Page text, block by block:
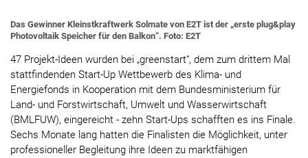
Das Gewinner Kleinstkraftwerk Solmate von E2T ist der „erste plug&play
Photovoltaik Speicher für den Balkon“. Foto: E2T
47 Projekt-Ideen wurden bei „greenstart“, dem zum drittem Mal
stattfindenden Start-Up Wettbewerb des Klima- und
Energiefonds in Kooperation mit dem Bundesministerium für
Land- und Forstwirtschaft, Umwelt und Wasserwirtschaft
(BMLFUW), eingereicht - zehn Start-Ups schafften es ins Finale.
Sechs Monate lang hatten die Finalisten die Möglichkeit, unter
professioneller Begleitung ihre Ideen zu marktfähigen